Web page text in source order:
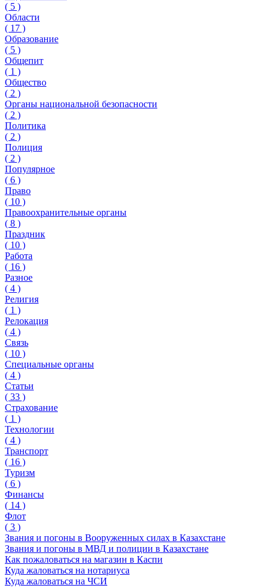
( 5 )
Области
( 17 )
Образование
( 5 )
Общепит
( 1 )
Общество
( 2 )
Органы национальной безопасности
( 2 )
Политика
( 2 )
Полиция
( 2 )
Популярное
( 6 )
Право
( 10 )
Правоохранительные органы
( 8 )
Праздник
( 10 )
Работа
( 16 )
Разное
( 4 )
Религия
( 1 )
Релокация
( 4 )
Связь
( 10 )
Специальные органы
( 4 )
Статьи
( 33 )
Страхование
( 1 )
Технологии
( 4 )
Транспорт
( 16 )
Туризм
( 6 )
Финансы
( 14 )
Флот
( 3 )
Звания и погоны в Вооруженных силах в Казахстане
Звания и погоны в МВД и полиции в Казахстане
Как пожаловаться на магазин в Каспи
Куда жаловаться на нотариуса
Куда жаловаться на ЧСИ